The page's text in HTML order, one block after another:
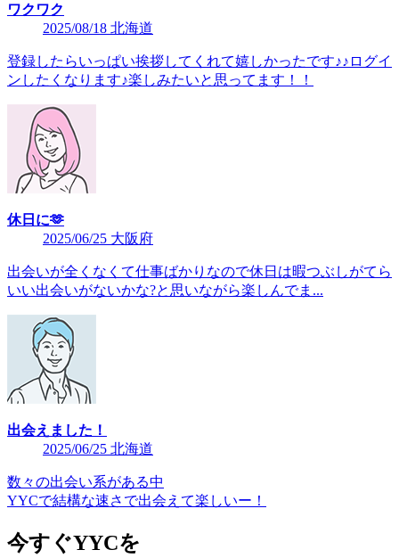
ワクワク
2025/08/18 北海道
登録したらいっぱい挨拶してくれて嬉しかったです♪♪ログイ
ンしたくなります♪楽しみたいと思ってます！！
休日に🫶
2025/06/25 大阪府
出会いが全くなくて仕事ばかりなので休日は暇つぶしがてら
いい出会いがないかな?と思いながら楽しんでま...
出会えました！
2025/06/25 北海道
数々の出会い系がある中
YYCで結構な速さで出会えて楽しいー！
今すぐYYCを